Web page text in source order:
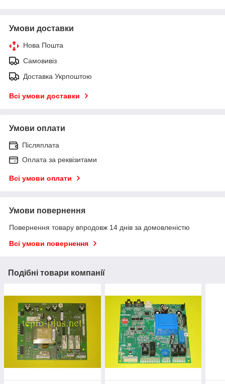
Умови доставки
Нова Пошта
Самовивіз
Доставка Укрпоштою
Всі умови доставки
Умови оплати
Післяплата
Оплата за реквізитами
Всі умови оплати
Умови повернення
Повернення товару впродовж 14 днів за домовленістю
Всі умови повернення
Подібні товари компанії